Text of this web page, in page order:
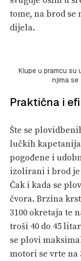
tome, na brod se
dijela.
Klupe u pramcu su
njima se
Praktična i
Šte se
lučkih
pogođene i
izolirani i brod
Čak i kada se
čvora. Brzina
3100 okretaja te
troši 40 do 45
se plovi
motori se vrte na